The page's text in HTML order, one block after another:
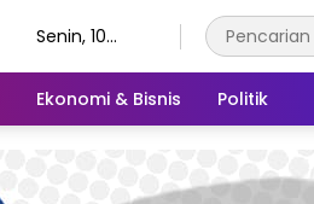
Senin, 10
Ekonomi & Bisnis Politik